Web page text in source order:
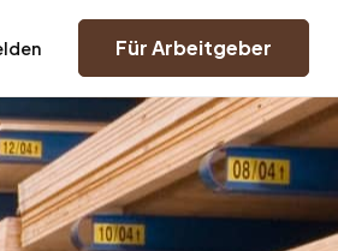
Für Arbeitgeber